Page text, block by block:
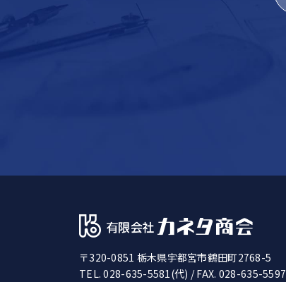
〒320-0851 栃木県宇都宮市鶴田町2768-5
TEL. 028-635-5581(代) / FAX. 028-635-5597